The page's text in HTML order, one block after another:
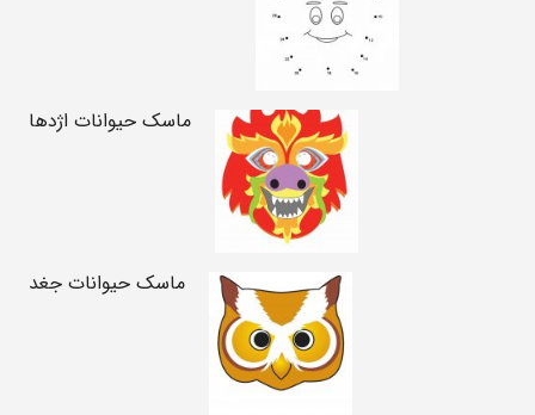
ماسک حیوانات اژدها
ماسک حیوانات جغد